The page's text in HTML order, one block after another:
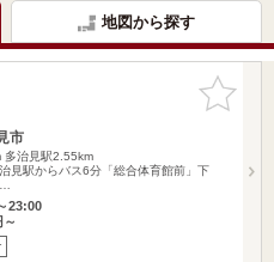
地図から探す
お気に入
りに追加
市
多治見駅2.55km
見駅からバス6分「総合体育館前」下
23:00